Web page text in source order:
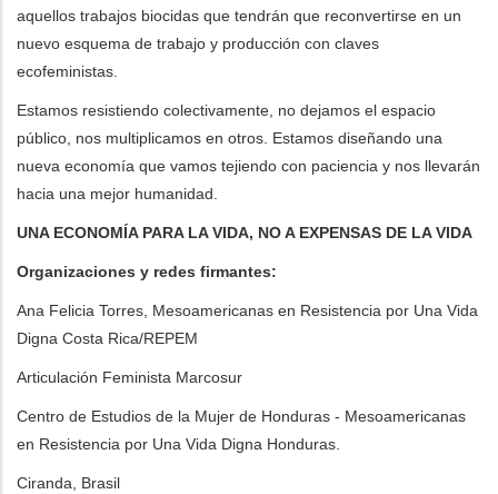
aquellos trabajos biocidas que tendrán que reconvertirse en un
nuevo esquema de trabajo y producción con claves
ecofeministas.
Estamos resistiendo colectivamente, no dejamos el espacio
público, nos multiplicamos en otros. Estamos diseñando una
nueva economía que vamos tejiendo con paciencia y nos llevarán
hacia una mejor humanidad.
UNA ECONOMÍA PARA LA VIDA, NO A EXPENSAS DE LA VIDA
Organizaciones y redes firmantes:
Ana Felicia Torres, Mesoamericanas en Resistencia por Una Vida
Digna Costa Rica/REPEM
Articulación Feminista Marcosur
Centro de Estudios de la Mujer de Honduras - Mesoamericanas
en Resistencia por Una Vida Digna Honduras.
Ciranda, Brasil